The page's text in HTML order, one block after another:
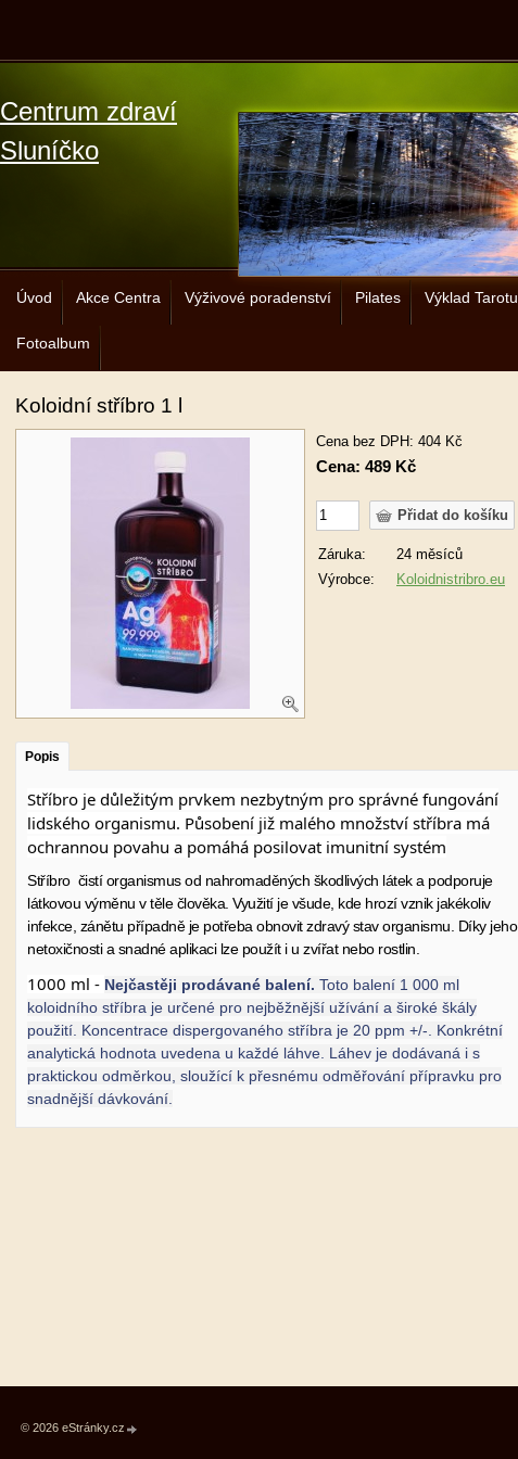
Centrum zdraví
Sluníčko
Úvod Akce Centra Výživové poradenství Pilates Výklad Tarotu
Fotoalbum
Koloidní stříbro 1 l
Cena bez DPH: 404 Kč
Cena: 489 Kč
Záruka:
24 měsíců
Výrobce:
Koloidnistribro.eu
Popis
Stříbro je důležitým prvkem nezbytným pro správné fungování
lidského organismu. Působení již malého množství stříbra má
ochrannou povahu a pomáhá posilovat imunitní systém
Stříbro čistí organismus od nahromaděných škodlivých látek a podporuje
látkovou výměnu v těle člověka Využití je všude, kde hrozí vznik jakékoliv
infekce, zánětu případně je potřeba obnovit zdravý stav organismu. Díky jeho
netoxičnosti a snadné aplikaci lze použít i u zvířat nebo rostlin.
1000 ml - Nejčastěji prodávané balení. Toto balení 1 000 ml
koloidního stříbra je určené pro nejběžnější užívání a široké škály
použití. Koncentrace dispergovaného stříbra je 20 ppm +/-. Konkrétní
analytická hodnota uvedena u každé láhve. Láhev je dodávaná i s
praktickou odměrkou, sloužící k přesnému odměřování přípravku pro
snadnější dávkování.
© 2026 eStránky.cz